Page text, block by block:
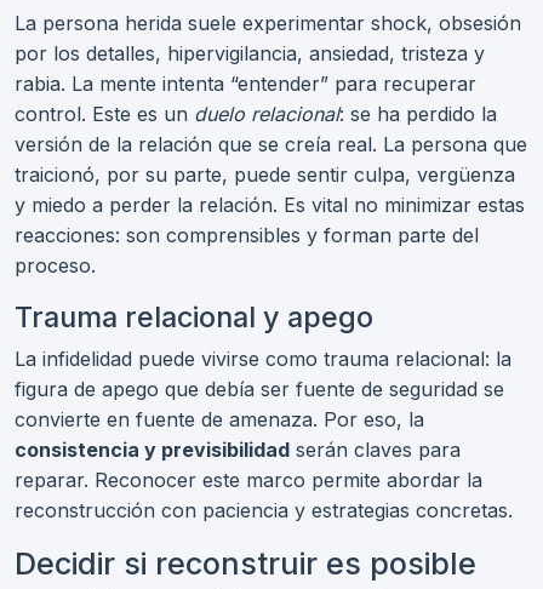
La persona herida suele experimentar shock, obsesión
por los detalles, hipervigilancia, ansiedad, tristeza y
rabia. La mente intenta “entender” para recuperar
control. Este es un duelo relacional: se ha perdido la
versión de la relación que se creía real. La persona que
traicionó, por su parte, puede sentir culpa, vergüenza
y miedo a perder la relación. Es vital no minimizar estas
reacciones: son comprensibles y forman parte del
proceso.
Trauma relacional y apego
La infidelidad puede vivirse como trauma relacional: la
figura de apego que debía ser fuente de seguridad se
convierte en fuente de amenaza. Por eso, la
consistencia y previsibilidad serán claves para
reparar. Reconocer este marco permite abordar la
reconstrucción con paciencia y estrategias concretas.
Decidir si reconstruir es posible